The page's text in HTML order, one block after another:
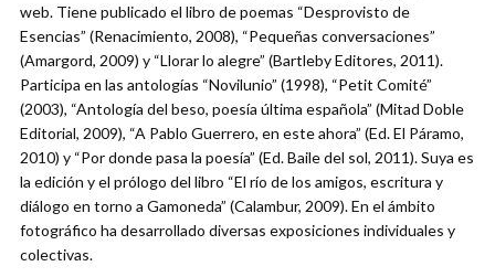
web. Tiene publicado el libro de poemas “Desprovisto de
Esencias” (Renacimiento, 2008), “Pequeñas conversaciones”
(Amargord, 2009) y “Llorar lo alegre” (Bartleby Editores, 2011).
Participa en las antologías “Novilunio” (1998), “Petit Comité”
(2003), “Antología del beso, poesía última española” (Mitad Doble
Editorial, 2009), “A Pablo Guerrero, en este ahora” (Ed. El Páramo,
2010) y “Por donde pasa la poesía” (Ed. Baile del sol, 2011). Suya es
la edición y el prólogo del libro “El río de los amigos, escritura y
diálogo en torno a Gamoneda” (Calambur, 2009). En el ámbito
fotográfico ha desarrollado diversas exposiciones individuales y
colectivas.